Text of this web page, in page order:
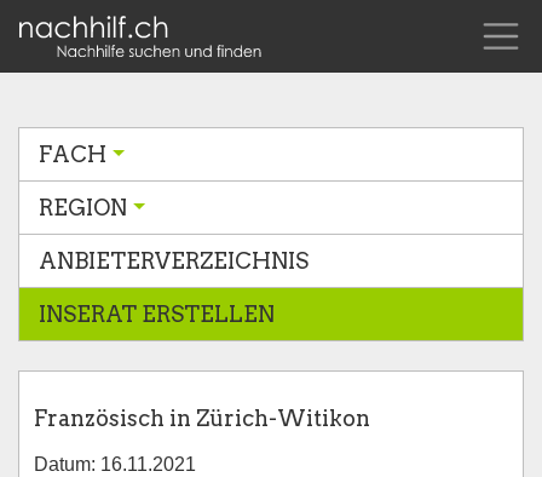
FACH
REGION
ANBIETERVERZEICHNIS
INSERAT ERSTELLEN
Französisch in Zürich-Witikon
Datum: 16.11.2021